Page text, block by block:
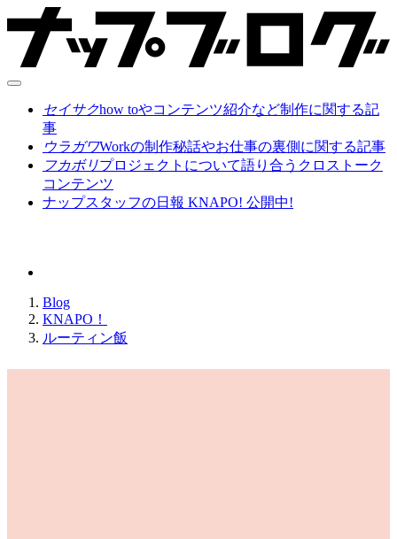
セイサクhow toやコンテンツ紹介など制作に関する記
事
ウラガワWorkの制作秘話やお仕事の裏側に関する記事
フカボリプロジェクトについて語り合うクロストーク
コンテンツ
ナップスタッフの日報 KNAPO! 公開中!
Blog
KNAPO！
ルーティン飯